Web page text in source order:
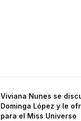
Viviana Nunes se
Dominga López y le
para el Miss Universo